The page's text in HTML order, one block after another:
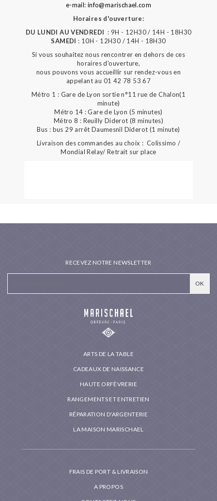
e-mail: info@marischael.com
Horaires d'ouverture:
DU LUNDI AU VENDREDI : 9H - 12H30 / 14H - 18H30
SAMEDI : 10H - 12H30 / 14H - 18H30
Si vous souhaitez nous rencontrer en dehors de ces
horaires d'ouverture,
nous pouvons vous accueillir sur rendez-vous en
appelant au 01 42 78 53 67
Métro 1 : Gare de Lyon sortie n°11 rue de Chalon(1
minute)
Métro 14 : Gare de Lyon (5 minutes)
Métro 8 : Reuilly Diderot (8 minutes)
Bus : bus 29 arrêt Daumesnil Diderot (1 minute)
Livraison des commandes au choix : Colissimo /
Mondial Relay/ Retrait sur place
ARTS DE LA TABLE
CADEAUX DE NAISSANCE
HAUTE ORFÈVRERIE
RANGEMENTS ET ENTRETIEN
RÉPARATION D'ARGENTERIE
LA MAISON MARISCHAEL
FRAIS DE PORT & LIVRAISON
A PROPOS
RECEVEZ NOTRE NEWSLETTER